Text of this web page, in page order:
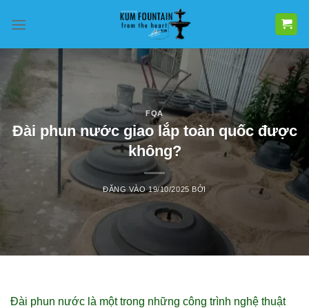
qua
dung
FQA
Đài phun nước giao lắp toàn quốc được
không?
ĐĂNG VÀO19/10/2025 BỞI
Đài phun nước là một trong những công trình nghệ thuật